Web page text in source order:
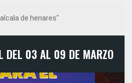
de henares"
DEL 03 AL 09 DE MARZO